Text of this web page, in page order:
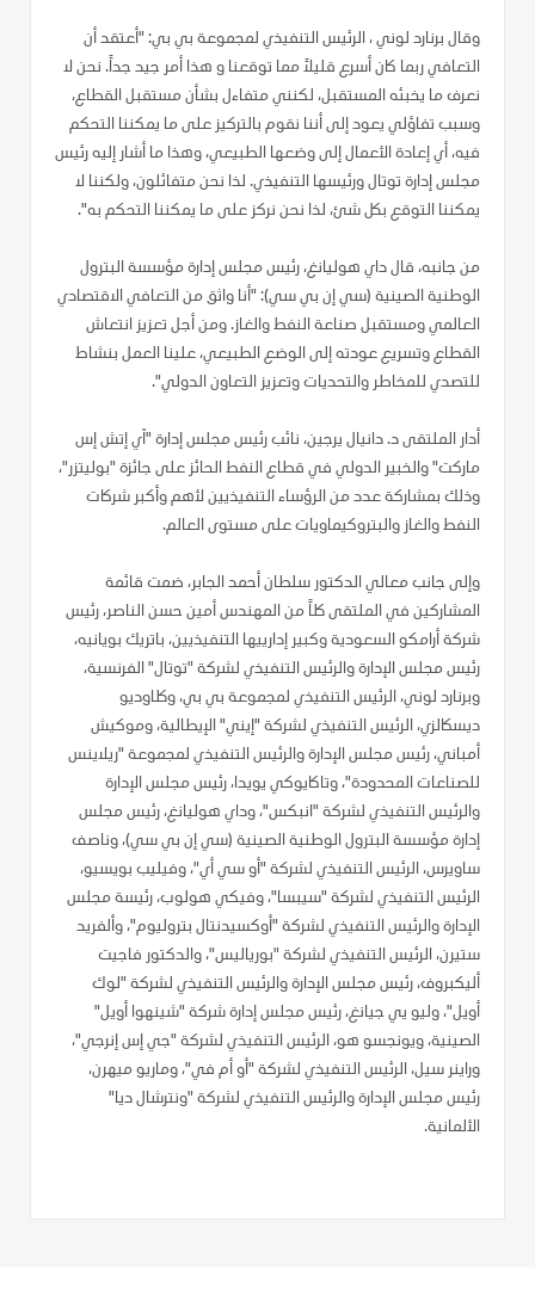
وقال برنارد لوني ، الرئيس التنفيذي لمجموعة بي بي: "أعتقد أن
التعافي ربما كان أسرع قليلاً مما توقعنا و هذا أمر جيد جداً. نحن لا
نعرف ما يخبئه المستقبل، لكنني متفاءل بشأن مستقبل القطاع،
وسبب تفاؤلي يعود إلى أننا نقوم بالتركيز على ما يمكننا التحكم
فيه، أي إعادة الأعمال إلى وضعها الطبيعي، وهذا ما أشار إليه رئيس
مجلس إدارة توتال ورئيسها التنفيذي. لذا نحن متفائلون، ولكننا لا
يمكننا التوقع بكل شئ، لذا نحن نركز على ما يمكننا التحكم به".
من جانبه، قال داي هوليانغ، رئيس مجلس إدارة مؤسسة البترول
الوطنية الصينية (سي إن بي سي): "أنا واثق من التعافي الاقتصادي
العالمي ومستقبل صناعة النفط والغاز. ومن أجل تعزيز انتعاش
القطاع وتسريع عودته إلى الوضع الطبيعي، علينا العمل بنشاط
للتصدي للمخاطر والتحديات وتعزيز التعاون الدولي".
أدار الملتقى د. دانيال يرجين، نائب رئيس مجلس إدارة "آي إتش إس
ماركت" والخبير الدولي في قطاع النفط الحائز على جائزة "بوليتزر"،
وذلك بمشاركة عدد من الرؤساء التنفيذيين لأهم وأكبر شركات
النفط والغاز والبتروكيماويات على مستوى العالم.
وإلى جانب معالي الدكتور سلطان أحمد الجابر، ضمت قائمة
المشاركين في الملتقى كلاً من المهندس أمين حسن الناصر، رئيس
شركة أرامكو السعودية وكبير إدارييها التنفيذيين، باتريك بويانيه،
رئيس مجلس الإدارة والرئيس التنفيذي لشركة "توتال" الفرنسية،
وبرنارد لوني، الرئيس التنفيذي لمجموعة بي بي، وكلاوديو
ديسكالزي، الرئيس التنفيذي لشركة "إيني" الإيطالية، وموكيش
أمباني، رئيس مجلس الإدارة والرئيس التنفيذي لمجموعة "ريلاينس
للصناعات المحدودة"، وتاكايوكي يويدا، رئيس مجلس الإدارة
والرئيس التنفيذي لشركة "انبكس"، وداي هوليانغ، رئيس مجلس
إدارة مؤسسة البترول الوطنية الصينية (سي إن بي سي)، وناصف
ساويرس، الرئيس التنفيذي لشركة "أو سي أي"، وفيليب بويسيو،
الرئيس التنفيذي لشركة "سيبسا"، وفيكي هولوب، رئيسة مجلس
الإدارة والرئيس التنفيذي لشركة "أوكسيدنتال بتروليوم"، وألفريد
ستيرن، الرئيس التنفيذي لشركة "بورياليس"، والدكتور فاجيت
أليكبروف، رئيس مجلس الإدارة والرئيس التنفيذي لشركة "لوك
أويل"، وليو يي جيانغ، رئيس مجلس إدارة شركة "شينهوا أويل"
الصينية، ويونجسو هو، الرئيس التنفيذي لشركة "جي إس إنرجي"،
وراينر سيل، الرئيس التنفيذي لشركة "أو أم في"، وماريو ميهرن،
رئيس مجلس الإدارة والرئيس التنفيذي لشركة "ونترشال ديا"
الألمانية.